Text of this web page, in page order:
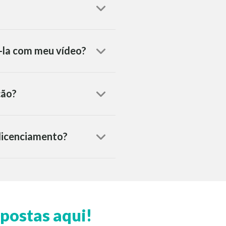
com meu vídeo?
aqui!